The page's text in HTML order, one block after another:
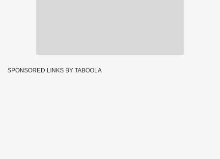
SPONSORED LINKS BY TABOOLA